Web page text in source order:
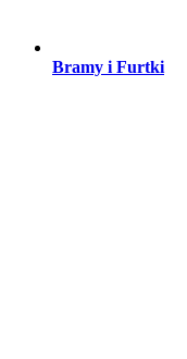
Bramy i Furtki